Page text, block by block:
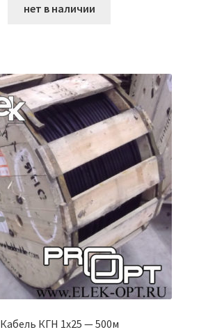
нет в наличии
Кабель КГН 1х25 — 500м